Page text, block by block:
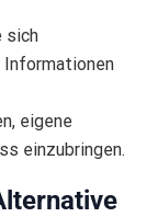
sich
Informationen
eigene
einzubringen.